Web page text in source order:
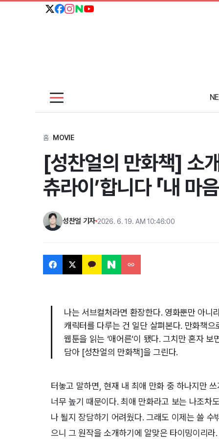
홈>MOVIE
[성찬얼의 만화책] 소
츄라이’합니다 「내 마
성찬얼 기자 2026. 6. 19. AM 10:46:00
나는 서브컬처라면 환장한다. 영화뿐만 아
캐릭터를 다루는 건 일단 살펴본다. 만화책
웹툰을 읽는 ‘애어른’이 됐다. 그치만 혼자
담아 [성찬얼의 만화책]을 그린다.
터놓고 말하면, 현재 내 최애 만화 중 하나지만
너무 높기 때문이다. 최애 만화라고 보는 나조차
나 될지 장담하기 어려웠다. 그래도 이제는 쓸
으니 그 원작을 소개하기에 알맞은 타이밍이리라.